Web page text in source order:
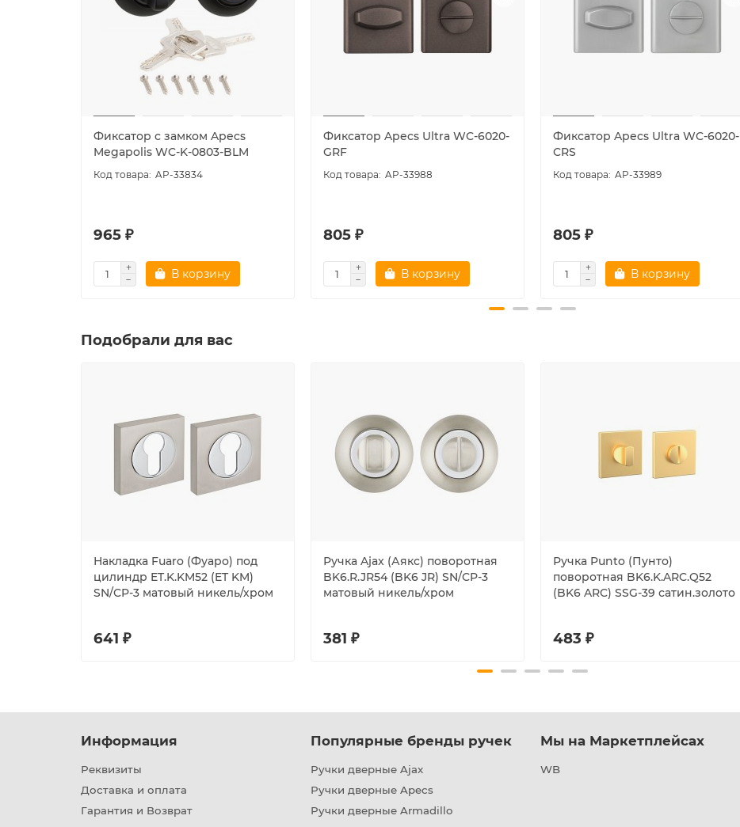
Фиксатор с замком Apecs
Megapolis WC-K-0803-BLM
AP-33834
965 ₽
В корзину
Фиксатор Apecs Ultra WC-6020-
GRF
AP-33988
805 ₽
В корзину
Фиксатор Apecs Ultra WC-6020-
CRS
AP-33989
805 ₽
В корзину
Подобрали для вас
Накладка Fuaro (Фуаро) под
цилиндр ET.K.KM52 (ET KM)
SN/CP-3 матовый никель/хром
641 ₽
Ручка Ajax (Аякс) поворотная
BK6.R.JR54 (BK6 JR) SN/CP-3
матовый никель/хром
381 ₽
Ручка Punto (Пунто)
поворотная BK6.K.ARC.Q52
(BK6 ARC) SSG-39 сатин.золото
483 ₽
Информация
Реквизиты
Доставка и оплата
Гарантия и Возврат
Популярные бренды ручек
Ручки дверные Ajax
Ручки дверные Apecs
Ручки дверные Armadillo
Мы на Маркетплейсах
WB